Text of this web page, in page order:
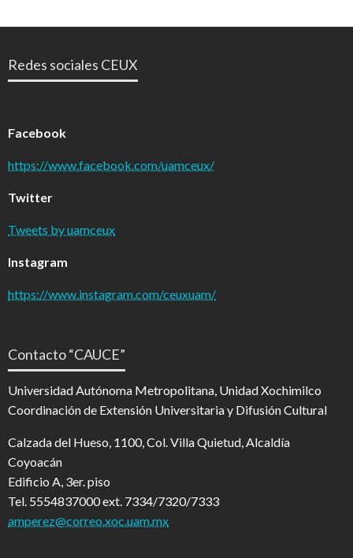
Redes sociales CEUX
Facebook
https://www.facebook.com/uamceux/
Twitter
Tweets by uamceux
Instagram
https://www.instagram.com/ceuxuam/
Contacto “CAUCE”
Universidad Autónoma Metropolitana, Unidad Xochimilco
Coordinación de Extensión Universitaria y Difusión Cultural
Calzada del Hueso, 1100, Col. Villa Quietud, Alcaldía
Coyoacán
Edificio A, 3er. piso
Tel. 5554837000 ext. 7334/7320/7333
amperez@correo.xoc.uam.mx